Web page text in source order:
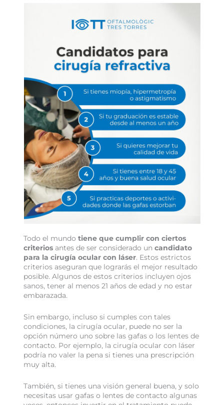
Todo el mundotiene que cumplir con ciertos
criterios antes de ser considerado uncandidato
para la cirugía ocular con láser. Estos estrictos
criterios aseguran que lograrás el mejor resultado
posible. Algunos de estos criterios incluyen ojos
sanos, tener al menos 21 años de edad y no estar
embarazada.
Sin embargo, incluso si cumples con tales
condiciones, la cirugía ocular, puede no ser la
opción número uno sobre las gafas o los lentes de
contacto. Por ejemplo, la cirugía ocular con láser
podría no valer la pena si tienes una prescripción
muy alta.
También, si tienes una visión general buena, y solo
necesitas usar gafas o lentes de contacto algunas